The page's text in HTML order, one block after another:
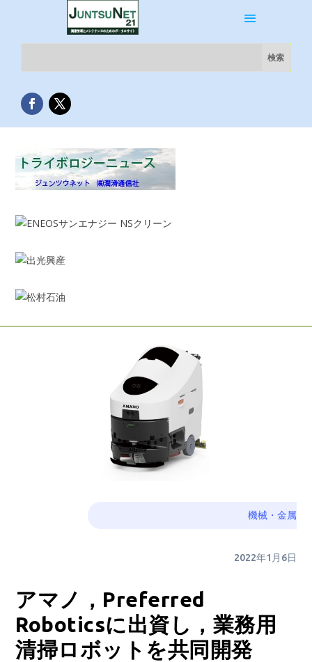
機械・金属
2022年1月6日
アマノ，Preferred
Roboticsに出資し，業務用
清掃ロボットを共同開発